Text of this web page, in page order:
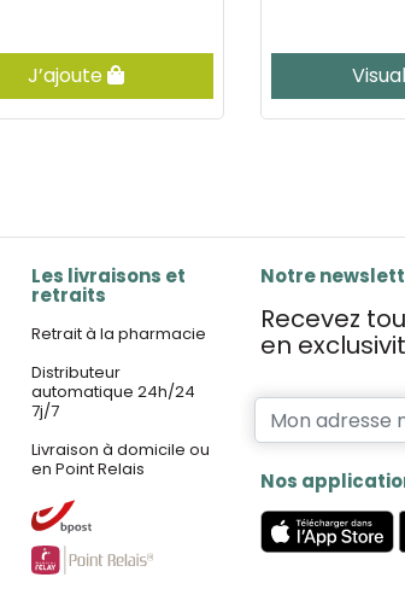
J’ajoute
Les livraisons et
retraits
Retrait à la pharmacie
Distributeur
automatique 24h/24
7j/7
Livraison à domicile ou
en Point Relais
Notre
Recevez
en
Nos